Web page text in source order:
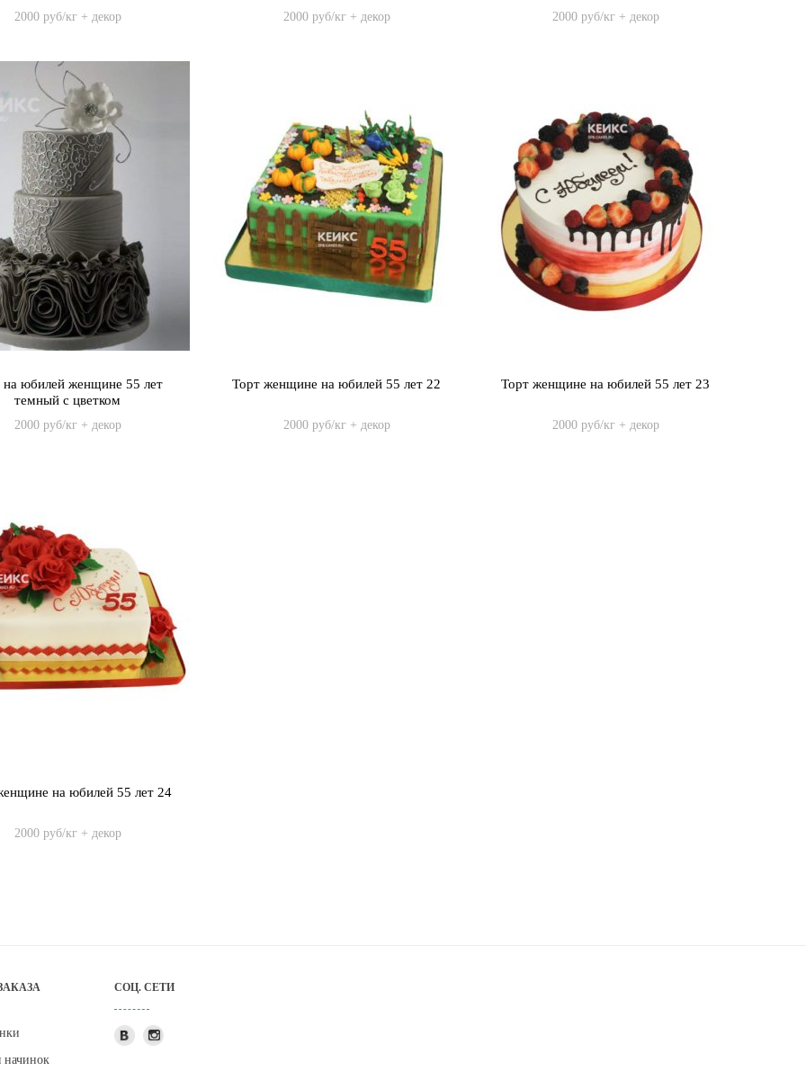
2000 руб/кг + декор 2000 руб/кг + декор 2000 руб/кг + декор
на юбилей женщине 55 лет
темный с цветком
2000 руб/кг + декор
Торт женщине на юбилей 55 лет 22
2000 руб/кг + декор
Торт женщине на юбилей 55 лет 23
2000 руб/кг + декор
на юбилей 55 лет 24
2000 руб/кг + декор
начинок
СОЦ. СЕТИ